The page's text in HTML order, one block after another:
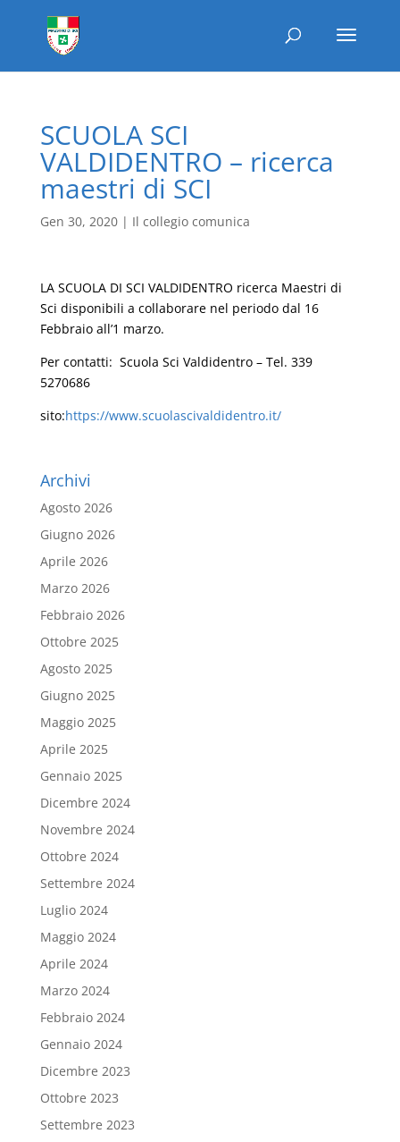
SCUOLA SCI
VALDIDENTRO – ricerca
maestri di SCI
Gen 30, 2020| Il collegio comunica
LA SCUOLA DI SCI VALDIDENTRO ricerca Maestri di
Sci disponibili a collaborare nel periodo dal 16
Febbraio all’1 marzo.
Per contatti: Scuola Sci Valdidentro – Tel. 339
5270686
sito:https://www.scuolascivaldidentro.it/
Archivi
Agosto 2026
Giugno 2026
Aprile 2026
Marzo 2026
Febbraio 2026
Ottobre 2025
Agosto 2025
Giugno 2025
Maggio 2025
Aprile 2025
Gennaio 2025
Dicembre 2024
Novembre 2024
Ottobre 2024
Settembre 2024
Luglio 2024
Maggio 2024
Aprile 2024
Marzo 2024
Febbraio 2024
Gennaio 2024
Dicembre 2023
Ottobre 2023
Settembre 2023